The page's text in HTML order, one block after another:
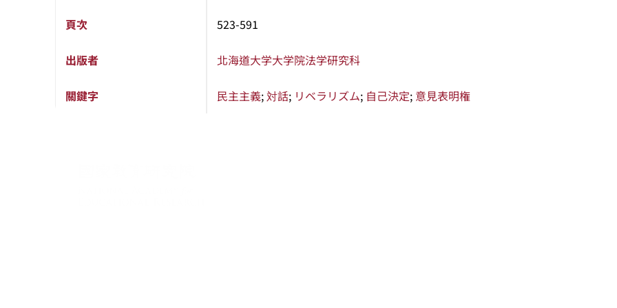
頁次 523-591
出版者 北海道大学大学院法学研究科
關鍵字 民主主義; 対話; リベラリズム; 自己決定; 意見表明権